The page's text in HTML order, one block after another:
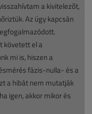
a kivitelezőt,
Az ügy kapcsán
követett el a
mi is, hiszen a
fázis-nulla- és a
a hibát nem mutatják
igen, akkor mikor és